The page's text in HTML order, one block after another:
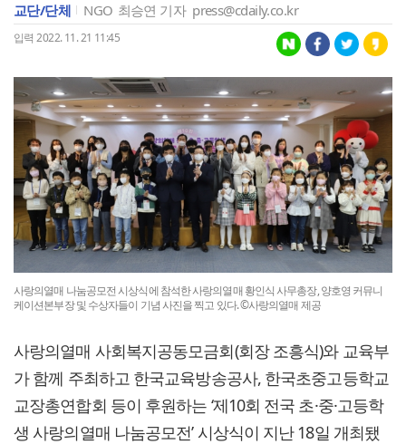
교단/단체 NGO 최승연 기자 press@cdaily.co.kr
입력 2022. 11. 21 11:45
사랑의열매 나눔공모전 시상식에 참석한 사랑의열매 황인식 사무총장, 양호영 커뮤니
케이션본부장 및 수상자들이 기념 사진을 찍고 있다. ©사랑의열매 제공
사랑의열매 사회복지공동모금회(회장 조흥식)와 교육부
가 함께 주최하고 한국교육방송공사, 한국초중고등학교
교장총연합회 등이 후원하는 ‘제10회 전국 초·중·고등학
생 사랑의열매 나눔공모전’ 시상식이 지난 18일 개최됐